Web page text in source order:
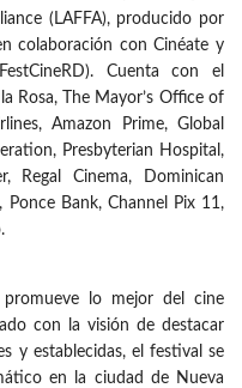
(LAFFA), producido por
colaboración con Cinéate y
Cuenta con el
Rosa, The Mayor’s Office of
Amazon Prime, Global
Presbyterian Hospital,
Regal Cinema, Dominican
Ponce Bank, Channel Pix 11,
lo mejor del cine
con la visión de destacar
y establecidas, el festival se
en la ciudad de Nueva